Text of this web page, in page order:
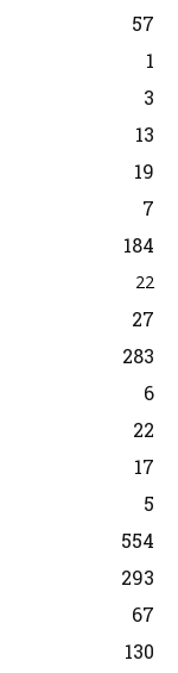
57
1
3
13
19
7
184
22
27
283
6
22
17
5
554
293
67
130